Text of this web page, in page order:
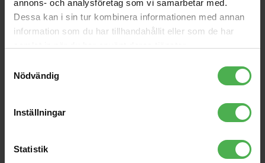
annons- och analysföretag som vi samarbetar med.
Dessa kan i sin tur kombinera informationen med annan
information som du har tillhandahållit eller som de har
Nödvändig
Inställningar
Statistik
35 kr
Neutrik 3m
958 kr
55 kr
MH5-130 Lo-Rider Bass
479 kr
1111 kr